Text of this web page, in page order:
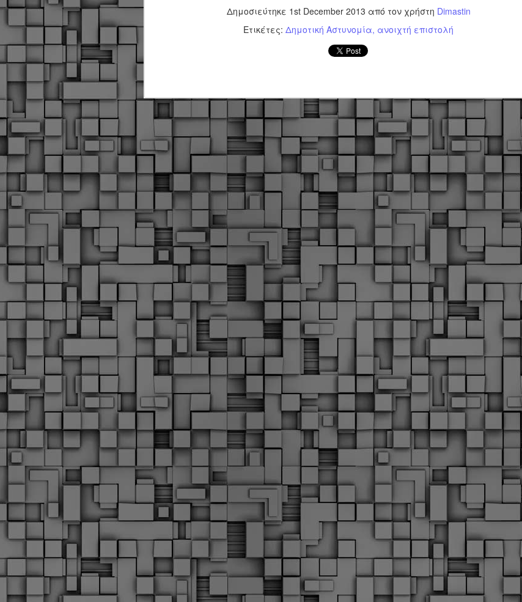
Δημοσιεύτηκε 1st December 2013 από τον χρήστη Dimastin
Ετικέτες: Δημοτική Αστυνομία ανοιχτή επιστολή
17
Ξεκίνησαν εδώ και μια εβδομάδα οι αφίξεις των
νεοπροσληφθέντων Δημοτικών Αστυνομικών στους
δήμους και οι ορκωμοσίες τους - Πλήρες
Φωτογραφικό ρεπορτάζ
Αστυνομία έχουν να γίνουν από το 2010. Δεκαέξι ολόκληρα
χρόνια! Και βέβαια, ακόμη και με αυτές τις προσλήψεις, δεν
φτάνουμε ούτε τα 2/3 των Δημοτικών Αστυνομικών που
υπηρετούσαν το 2013 προ της κατάργησης της υπηρεσίας με
απόφαση του σημερινού πρωθυπουργού Κυριάκου Μητσοτάκη. Ας
είναι...
2
Δημοτική Αστυνομία Θεσσαλονίκης: Διμηνιαίος
απολογισμός ελέγχων τήρησης νομοθεσίας
Τον απολογισμό των δράσεων ελέγχου για τα ζώα συντροφιάς
κατά το δίμηνο Ιανουαρίου – Φεβρουαρίου 2026 παρουσιάζει η
Δημοτική Αστυνομία Θεσσαλονίκης, με στόχο την προστασία των
ζώων και την ομαλή συμβίωση στην πόλη.
FEB
18
ΣτΕ: Οριστική απόρριψη της επαναφοράς του 13ου
και 14ου μισθού για τους δημοσίους υπαλλήλους
Με την απόφαση αυτή, το ΣτΕ απορρίπτει οριστικά τις
αξιώσεις των δημοσίων υπαλλήλων για επαναφορά των
δώρων, επικυρώνοντας την τρέχουσα κατάσταση παρά τις
αντιδράσεις της ΑΔΕΔΥ
Το ΣτΕ απέρριψε οριστικά την προσφυγή της ΑΔΕΔΥ και ενός
εκπαιδευτικού για την επαναφορά των δώρων Χριστουγέννων,
Πάσχα και θερινής άδειας (13ος και 14ος μισθός) στους
εργαζόμενους του δημόσιου τομέα, κλείνοντας μια μακρά
διαμάχη δεκαετιών που αφορούσε τις μνημονιακές περικοπές.
Γνωστοποίηση έκδοσης οριστικών αποτελεσμάτων –
Παροχή οδηγιών.
► Δείτε/κατεβάστε την πολυαναμενόμενη εγκύκλιο του Υπ.
FEB
1
Με διαρροή 2 μέρες πριν την στάση εργασίας
ενημερώνει το ΣτΕ για την απόρριψη της επαναφοράς